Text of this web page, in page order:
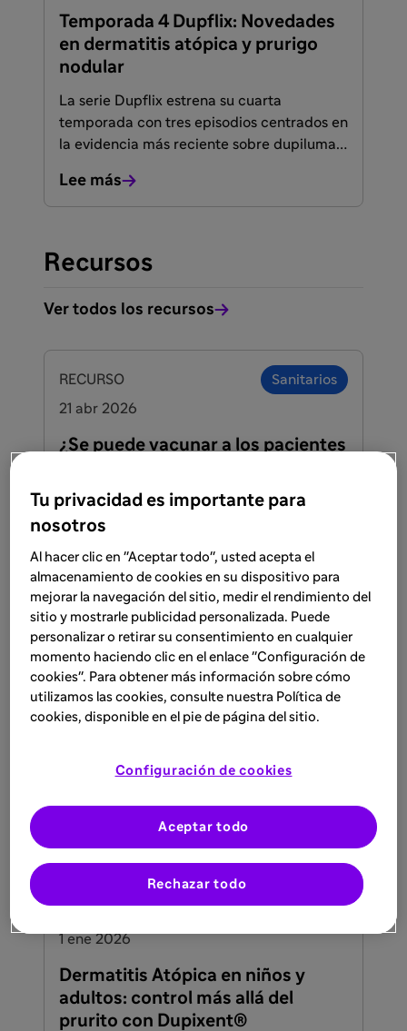
Temporada 4 Dupflix: Novedades
en dermatitis atópica y prurigo
nodular
La serie Dupflix estrena su cuarta
temporada con tres episodios centrados en
la evidencia más reciente sobre dupilumab
Una actualización pensada para
dermatólogos que buscan integrar en su
calidad de vida.
Lee más
Recursos
Ver todos los recursos
FACULTADOS PARA PRESCRIBIR O DISPENSAR
RECURSO
Sanitarios
21 abr 2026
¿Se puede vacunar a los pacientes
Infografía sobre la vacunación en
pacientes con tratamiento con Dupilumab
Lee más
FACULTADOS PARA PRESCRIBIR O DISPENSAR
RECURSO
Sanitarios
1 abr 2026
Caminando con dupilumab en
Revisión de la evidencia clínica y seguridad
FACULTADOS PARA PRESCRIBIR O DISPENSAR
RECURSO
Sanitarios
1 ene 2026
Dermatitis Atópica en niños y
adultos: control más allá del
prurito con Dupixent®
Tu privacidad es importante para
nosotros
Al hacer clic en "Aceptar todo", usted acepta el
almacenamiento de cookies en su dispositivo para
mejorar la navegación del sitio, medir el rendimiento del
sitio y mostrarle publicidad personalizada. Puede
personalizar o retirar su consentimiento en cualquier
momento haciendo clic en el enlace "Configuración de
cookies". Para obtener más información sobre cómo
utilizamos las cookies, consulte nuestra Política de
cookies, disponible en el pie de página del sitio.
Configuración de cookies
Rechazar todo
Aceptar todo